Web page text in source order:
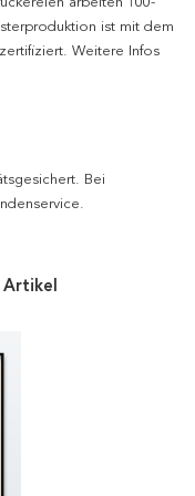
ist mit dem
Weitere Infos
Bei